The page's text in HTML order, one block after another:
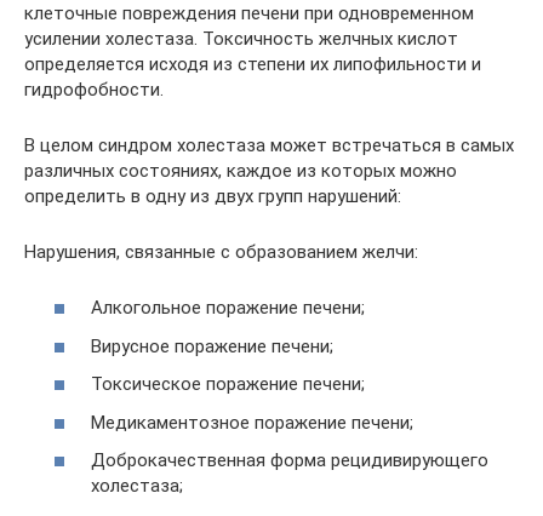
клеточные повреждения печени при одновременном
усилении холестаза. Токсичность желчных кислот
определяется исходя из степени их липофильности и
гидрофобности.
В целом синдром холестаза может встречаться в самых
различных состояниях, каждое из которых можно
определить в одну из двух групп нарушений:
Нарушения, связанные с образованием желчи:
Алкогольное поражение печени;
Вирусное поражение печени;
Токсическое поражение печени;
Медикаментозное поражение печени;
Доброкачественная форма рецидивирующего
холестаза;